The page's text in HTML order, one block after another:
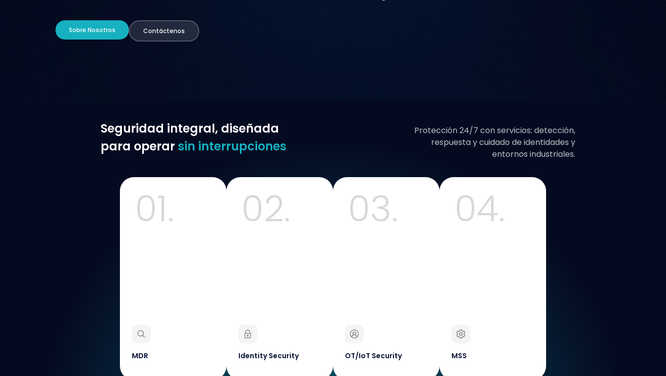
Sobre Nosotros Contáctenos
Seguridad integral, diseñada
para operarsin interrupciones
Protección 24/7 con servicios: detección,
respuesta y cuidado de identidades y
entornos industriales.
01.
MDR
02.
Identity Security
03.
OT/IoT Security
04.
MSS